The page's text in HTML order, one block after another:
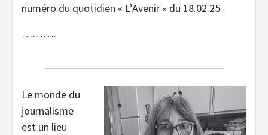
numéro du quotidien « L’Avenir » du 18.02.25.
……….
Le monde du
journalisme
est un lieu